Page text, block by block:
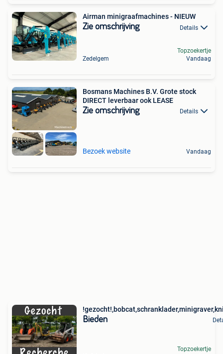
Airman minigraafmachines - NIEUW
Zie omschrijving Details
Zedelgem
Topzoekertje
Vandaag
Bosmans Machines B.V. Grote stock
DIRECT leverbaar ook LEASE
Zie omschrijving Details
Bezoek website Vandaag
Bieden
Topzoekertje